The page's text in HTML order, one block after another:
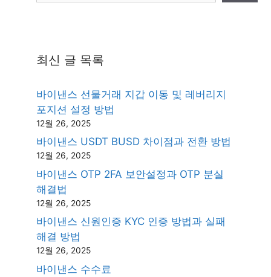
최신 글 목록
바이낸스 선물거래 지갑 이동 및 레버리지
포지션 설정 방법
12월 26, 2025
바이낸스 USDT BUSD 차이점과 전환 방법
12월 26, 2025
바이낸스 OTP 2FA 보안설정과 OTP 분실
해결법
12월 26, 2025
바이낸스 신원인증 KYC 인증 방법과 실패
해결 방법
12월 26, 2025
바이낸스 수수료